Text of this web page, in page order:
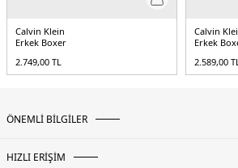
Calvin Klein
Erkek Boxer
2.749,00 TL
Calvin
Erkek
2.589,00 TL
ÖNEMLİ BİLGİLER
HIZLI ERİŞİM